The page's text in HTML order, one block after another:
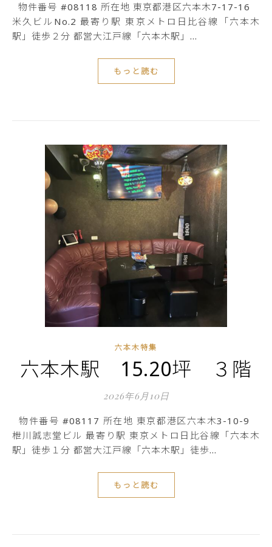
物件番号 #08118 所在地 東京都港区六本木7-17-16
米久ビルNo.2 最寄り駅 東京メトロ日比谷線「六本木
駅」徒歩２分 都営大江戸線「六本木駅」…
もっと読む
六本木特集
六本木駅 15.20坪 ３階
2026年6月10日
物件番号 #08117 所在地 東京都港区六本木3-10-9
枻川誠志堂ビル 最寄り駅 東京メトロ日比谷線「六本木
駅」徒歩１分 都営大江戸線「六本木駅」徒歩…
もっと読む